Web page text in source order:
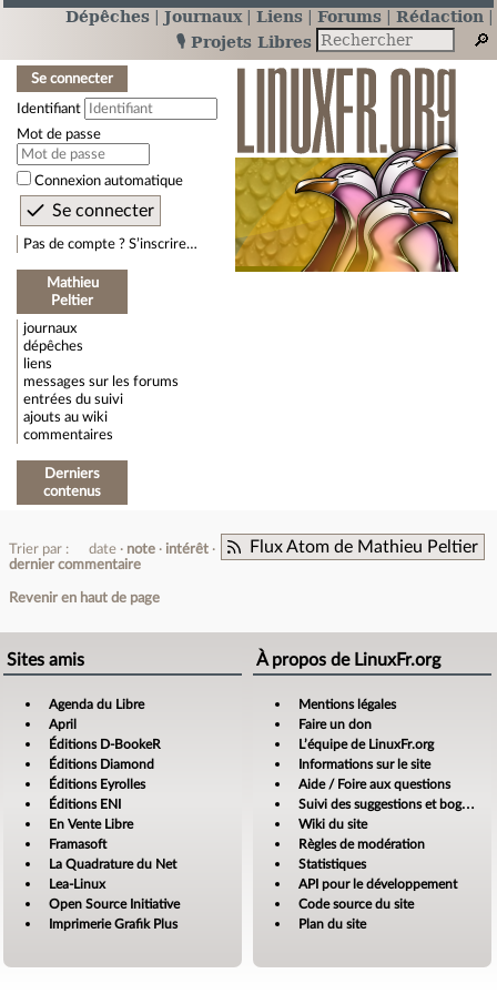
Dépêches Journaux Liens Forums
Rédaction
🎙️ Projets Libres
Se connecter
Identifiant
Mot de passe
Connexion automatique
Pas de compte ? S’inscrire…
Mathieu
Peltier
journaux
dépêches
liens
messages sur les forums
entrées du suivi
ajouts au wiki
commentaires
Derniers
contenus
Flux Atom de Mathieu Peltier
Trier par : date note
intérêt
dernier commentaire
Revenir en haut de page
Sites amis
Agenda du Libre
April
Éditions D-BookeR
Éditions Diamond
Éditions Eyrolles
Éditions ENI
En Vente Libre
Framasoft
La Quadrature du Net
Lea-Linux
Open Source Initiative
Imprimerie Grafik Plus
À propos de LinuxFr.org
Mentions légales
Faire un don
L’équipe de LinuxFr.org
Informations sur le site
Aide / Foire aux questions
Suivi des suggestions et bogues
Wiki du site
Règles de modération
Statistiques
API pour le développement
Code source du site
Plan du site